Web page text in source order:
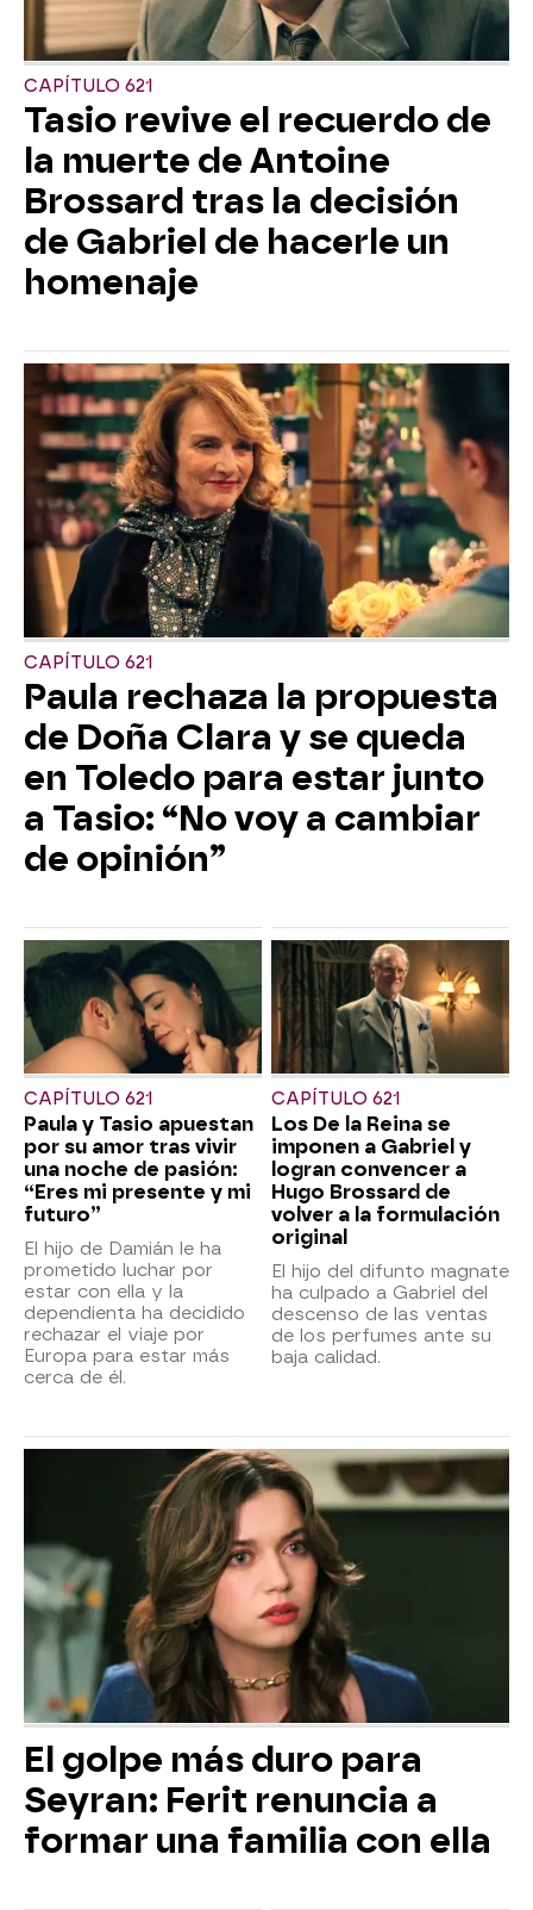
CAPÍTULO 621
Tasio revive el recuerdo de
la muerte de Antoine
Brossard tras la decisión
de Gabriel de hacerle un
homenaje
CAPÍTULO 621
Paula rechaza la propuesta
de Doña Clara y se queda
en Toledo para estar junto
a Tasio: “No voy a cambiar
de opinión”
CAPÍTULO 621
Paula y Tasio apuestan
por su amor tras vivir
una noche de pasión:
“Eres mi presente y mi
futuro”
El hijo de Damián le ha
prometido luchar por
estar con ella y la
dependienta ha decidido
rechazar el viaje por
Europa para estar más
cerca de él.
CAPÍTULO 621
Los De la Reina se
imponen a Gabriel y
logran convencer a
Hugo Brossard de
volver a la formulación
original
El hijo del difunto magnate
ha culpado a Gabriel del
descenso de las ventas
de los perfumes ante su
baja calidad.
El golpe más duro para
Seyran: Ferit renuncia a
formar una familia con ella